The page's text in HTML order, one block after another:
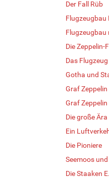
Der Fall Rüb
Flugzeugbau
Flugzeugbau
Die Zeppelin-
Das
Gotha und
Graf
Graf
Die große Ära
Ein
Die Pioniere
Seemoos
Die Staaken